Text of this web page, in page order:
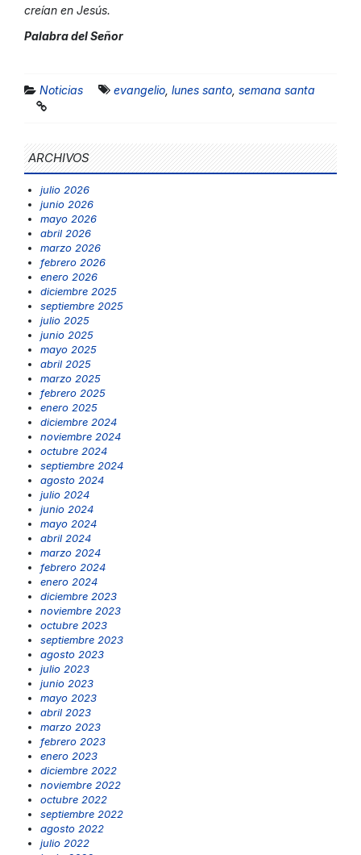
creían en Jesús.
Palabra del Señor
Noticias evangelio lunes santo semana santa
ARCHIVOS
julio 2026
junio 2026
mayo 2026
abril 2026
marzo 2026
febrero 2026
enero 2026
diciembre 2025
septiembre 2025
julio 2025
junio 2025
mayo 2025
abril 2025
marzo 2025
febrero 2025
enero 2025
diciembre 2024
noviembre 2024
octubre 2024
septiembre 2024
agosto 2024
julio 2024
junio 2024
mayo 2024
abril 2024
marzo 2024
febrero 2024
enero 2024
diciembre 2023
noviembre 2023
octubre 2023
septiembre 2023
agosto 2023
julio 2023
junio 2023
mayo 2023
abril 2023
marzo 2023
febrero 2023
enero 2023
diciembre 2022
noviembre 2022
octubre 2022
septiembre 2022
agosto 2022
julio 2022